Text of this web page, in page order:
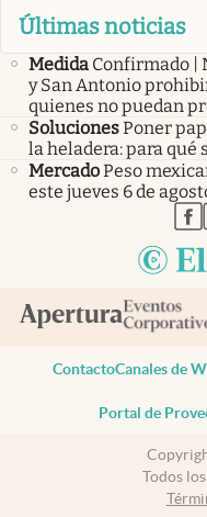
Últimas noticias
Medida Confirmado |
y San Antonio
quienes no puedan
SolucionesPoner
la heladera: para qué
MercadoPeso
este jueves 6 de
ContactoCanales de
Portal de
Todos